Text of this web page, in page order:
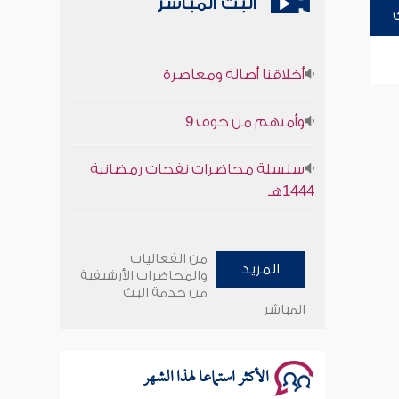
1444هـ
وأمنهم من خوف 9
المزيد
من الفعاليات
والمحاضرات الأرشيفية
من خدمة البث
المباشر
الأكثر استماعا لهذا الشهر